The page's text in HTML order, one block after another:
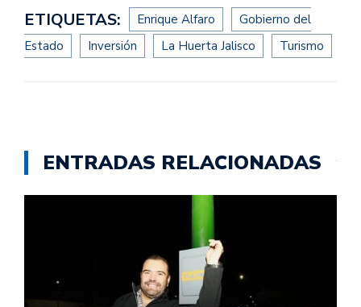
ETIQUETAS: Enrique Alfaro
Gobierno del
Estado
Inversión La Huerta Jalisco Turismo
ENTRADAS RELACIONADAS